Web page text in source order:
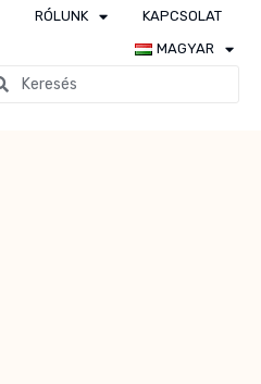
RÓLUNK
KAPCSOLAT
MAGYAR